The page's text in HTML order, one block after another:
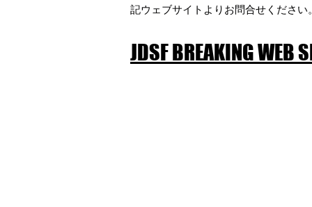
作って行く為に、皆さんのご意見を
記ウェブサイトよりお問合せください。
JDSF BREAKING WEB